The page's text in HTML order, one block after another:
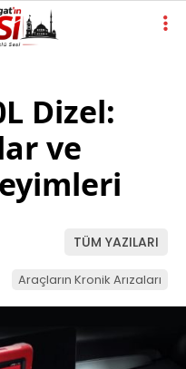
Dizel:
ve
TÜM YAZILARI
Araçların Kronik Arızaları